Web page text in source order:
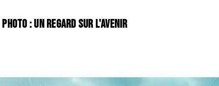
: un regard sur l'avenir